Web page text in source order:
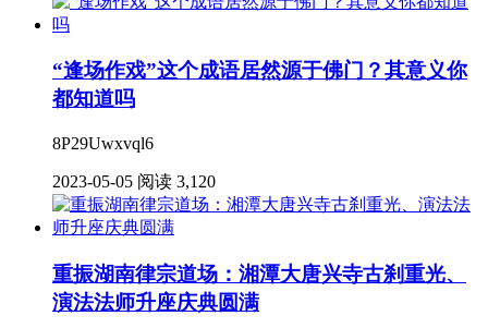
“逢场作戏”这个成语居然源于佛门？其意义你
都知道吗
8P29Uwxvql6
2023-05-05 阅读 3,120
重振湖南律宗道场：湘潭大唐兴寺古刹重光、
演法法师升座庆典圆满